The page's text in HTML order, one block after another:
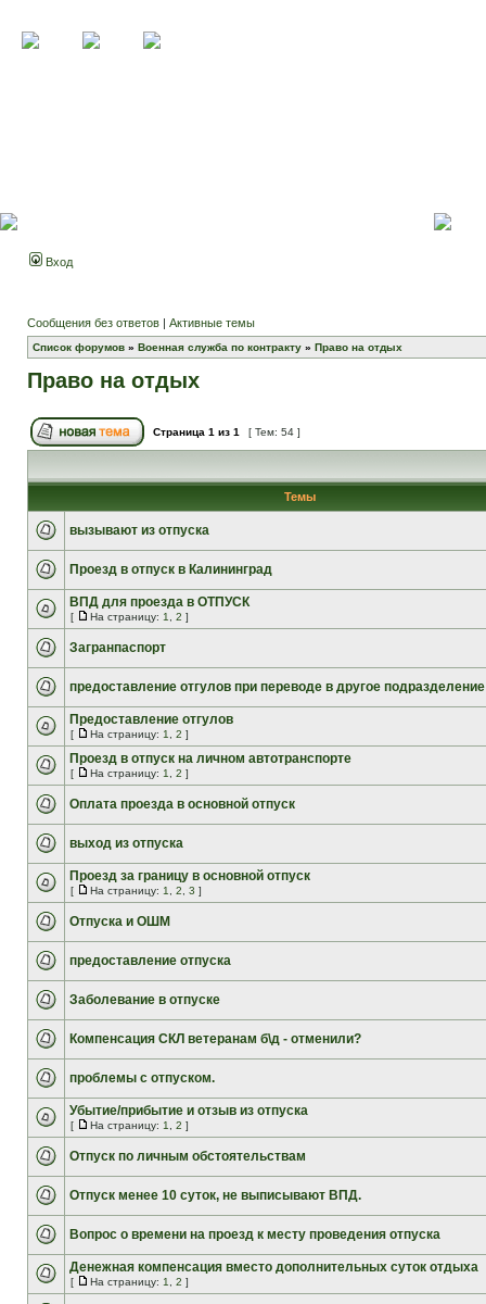
Вход
Сообщения без ответов | Активные темы
Список форумов » Военная служба по контракту » Право на отдых
Право на отдых
Страница 1 из 1 [ Тем: 54 ]
Темы
вызывают из отпуска
Проезд в отпуск в Калининград
ВПД для проезда в ОТПУСК
[ На страницу: 1 2 ]
Загранпаспорт
предоставление отгулов при переводе в другое подразделение
Предоставление отгулов
[ На страницу: 1 2 ]
Проезд в отпуск на личном автотранспорте
[ На страницу: 1 2 ]
Оплата проезда в основной отпуск
выход из отпуска
Проезд за границу в основной отпуск
[ На страницу: 1 2 3 ]
Отпуска и ОШМ
предоставление отпуска
Заболевание в отпуске
Компенсация СКЛ ветеранам б\д - отменили?
проблемы с отпуском.
Убытие/прибытие и отзыв из отпуска
[ На страницу: 1 2 ]
Отпуск по личным обстоятельствам
Отпуск менее 10 суток, не выписывают ВПД.
Вопрос о времени на проезд к месту проведения отпуска
Денежная компенсация вместо дополнительных суток отдыха
[ На страницу: 1 2 ]